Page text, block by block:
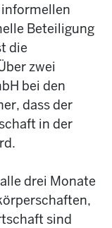
Beteiligung
die
zwei
bei den
dass der
in der
drei Monate
sind